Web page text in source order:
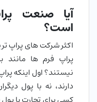
آیا صنعت
است؟
اکثر شرکت های پراپ
پراپ فرم ها مانند
نیستند؟ اول اینکه
دارند، نه با پول